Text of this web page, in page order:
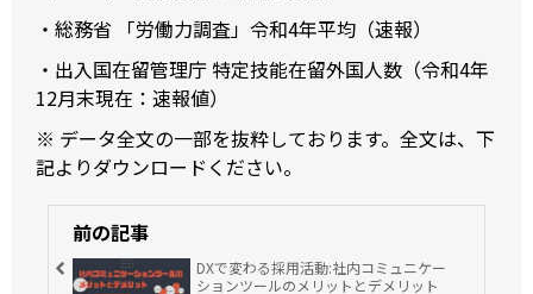
・総務省 「労働力調査」令和4年平均（速報）
・出入国在留管理庁 特定技能在留外国人数（令和4年
12月末現在：速報値）
※ データ全文の一部を抜粋しております。全文は、下
記よりダウンロードください。
前の記事
DXで変わる採用活動:社内コミュニケー
ションツールのメリットとデメリット